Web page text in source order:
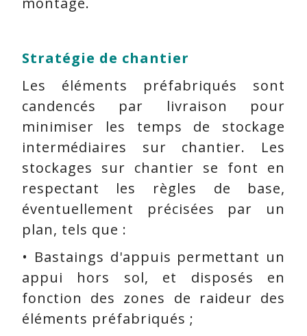
Stratégie de chantier
Les éléments préfabriqués sont
candencés par livraison pour
minimiser les temps de stockage
intermédiaires sur chantier. Les
stockages sur chantier se font en
respectant les règles de base,
éventuellement précisées par un
plan, tels que :
• Bastaings d'appuis permettant un
appui hors sol, et disposés en
fonction des zones de raideur des
éléments préfabriqués ;